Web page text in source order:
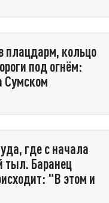
плацдарм, кольцо
под огнём:
Сумском
где с начала
тыл. Баранец
"В этом и